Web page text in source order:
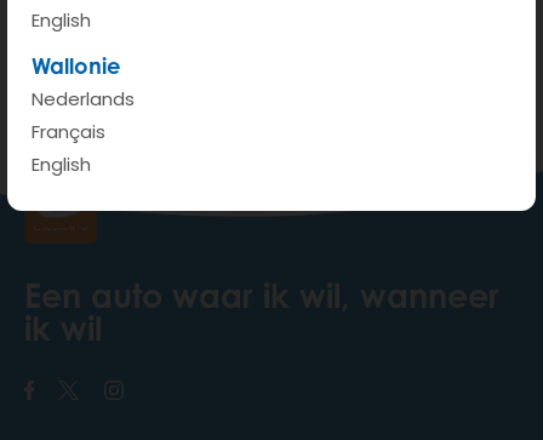
English
Wallonie
Nederlands
Français
English
Bekijken op Google Maps
Een auto waar ik wil, wanneer
ik wil